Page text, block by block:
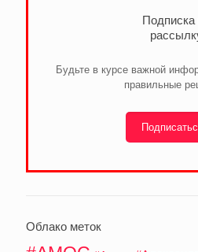
Подписка
Будьте в курсе важной
правильные
Облако меток